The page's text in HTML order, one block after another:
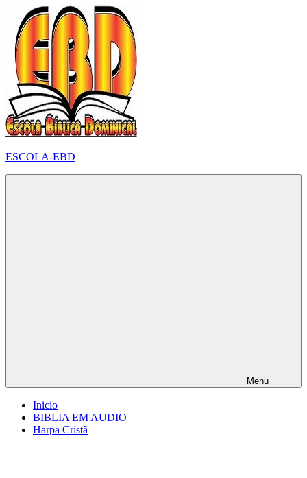
para
conteúdo
ESCOLA-EBD
Menu
Inicio
BIBLIA EM AUDIO
Harpa Cristã